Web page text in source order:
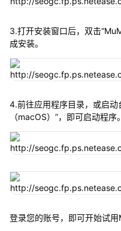
3.打开安装窗口后，双击
成安装。
4.前往应用程序目录，或启动
（macOS）”，即可启动程序。
登录您的账号，即可开始试用